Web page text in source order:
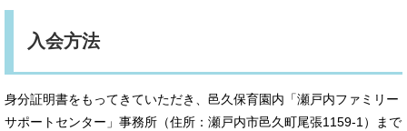
入会方法
身分証明書をもってきていただき、邑久保育園内「瀬戸内ファミリー
サポートセンター」事務所（住所：瀬戸内市邑久町尾張1159-1）まで